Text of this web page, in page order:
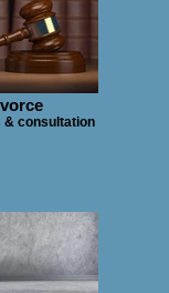
& consultation